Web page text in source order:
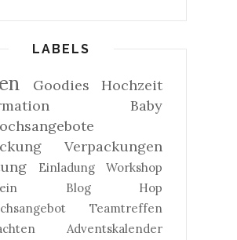
LABELS
Goodies
Hochzeit
Baby
Verpackungen
Einladung
Workshop
Blog Hop
Teamtreffen
Adventskalender